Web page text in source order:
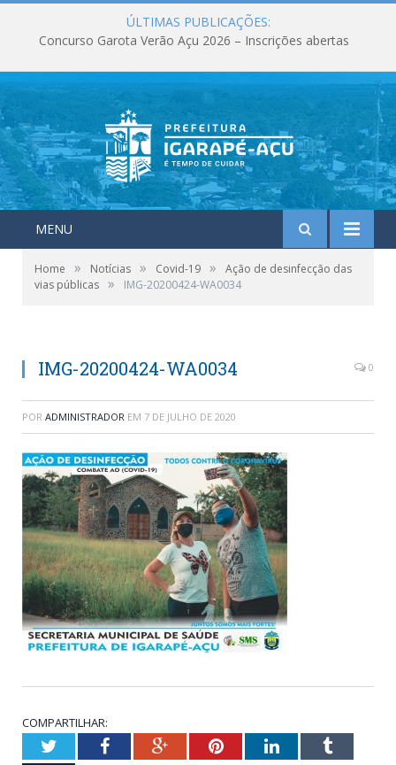
ÚLTIMAS PUBLICAÇÕES:
Concurso Garota Verão Açu 2026 – Inscrições abertas
MENU
Home » Notícias » Covid-19 »
Ação de desinfecção das
vias públicas » IMG-20200424-WA0034
IMG-20200424-WA0034 0
POR ADMINISTRADOR EM 7 DE JULHO DE 2020
COMPARTILHAR:
TwitterFacebookGoogle+PinterestLinkedInTumblr